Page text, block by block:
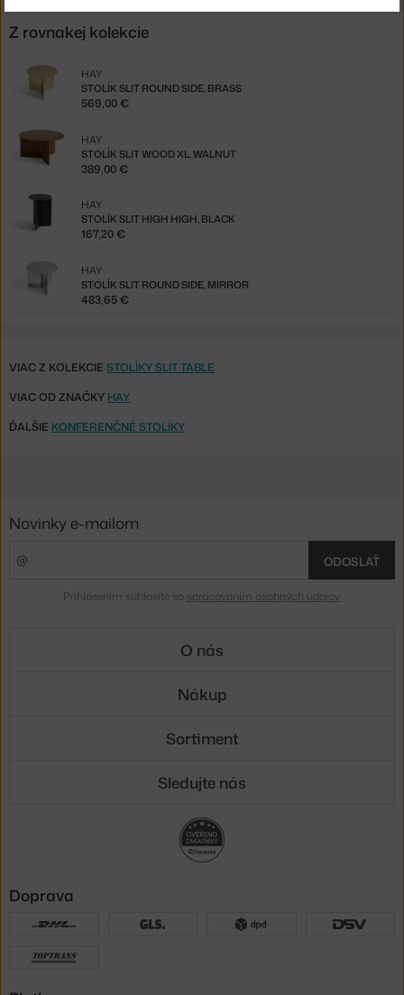
Z rovnakej kolekcie
STOLÍK SLIT ROUND SIDE, BRASS
HAY
569,00 €
STOLÍK SLIT WOOD XL, WALNUT
HAY
389,00 €
STOLÍK SLIT HIGH HIGH, BLACK
HAY
167,20 €
STOLÍK SLIT ROUND SIDE, MIRROR
HAY
483,65 €
VIAC Z KOLEKCIE STOLÍKY SLIT TABLE
VIAC OD ZNAČKY HAY
ĎALŠIE KONFERENČNÉ STOLÍKY
Novinky e-mailom
ODOSLAŤ
Prihlásením súhlasíte so spracovaním osobných údajov.
O nás
Nákup
Sortiment
Sledujte nás
Doprava